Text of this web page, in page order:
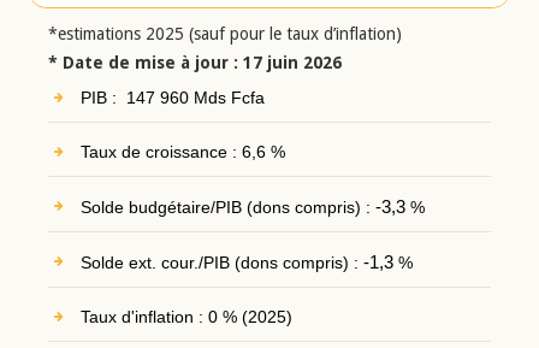
*estimations 2025 (sauf pour le taux d’inflation)
* Date de mise à jour : 17 juin 2026
PIB : 147 960 Mds Fcfa
Taux de croissance : 6,6 %
Solde budgétaire/PIB (dons compris) : -3,3%
Solde ext. cour./PIB (dons compris) : -1,3%
Taux d'inflation : 0 % (2025)